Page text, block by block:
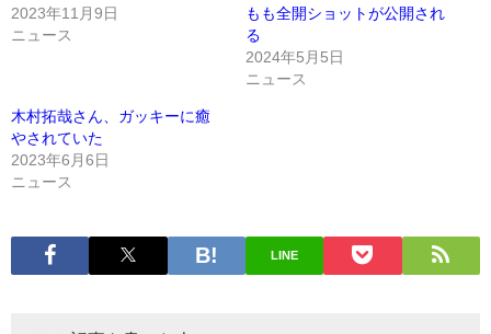
2023年11月9日
ニュース
もも全開ショットが公開され
る
2024年5月5日
ニュース
木村拓哉さん、ガッキーに癒
やされていた
2023年6月6日
ニュース
LINE